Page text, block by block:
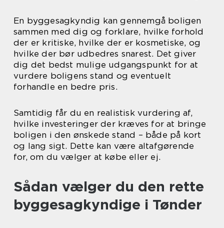
En byggesagkyndig kan gennemgå boligen
sammen med dig og forklare, hvilke forhold
der er kritiske, hvilke der er kosmetiske, og
hvilke der bør udbedres snarest. Det giver
dig det bedst mulige udgangspunkt for at
vurdere boligens stand og eventuelt
forhandle en bedre pris.
Samtidig får du en realistisk vurdering af,
hvilke investeringer der kræves for at bringe
boligen i den ønskede stand – både på kort
og lang sigt. Dette kan være altafgørende
for, om du vælger at købe eller ej.
Sådan vælger du den rette
byggesagkyndige i Tønder